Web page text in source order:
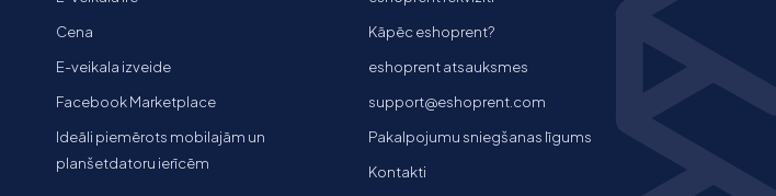
Cena
E-veikala izveide
Facebook Marketplace
Ideāli piemērots mobilajām un
planšetdatoru ierīcēm
Kāpēc eshoprent?
eshoprent atsauksmes
support@eshoprent.com
Pakalpojumu sniegšanas līgums
Kontakti